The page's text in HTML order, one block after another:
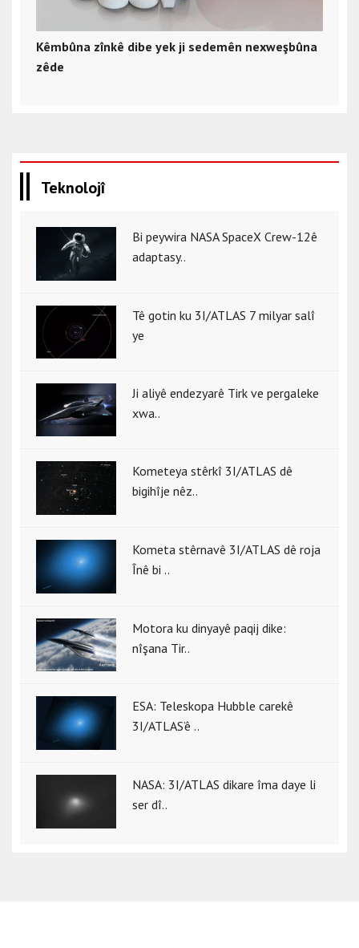
Kêmbûna zînkê dibe yek ji sedemên nexweşbûna
zêde
Teknolojî
Bi peywira NASA SpaceX Crew-12ê
adaptasy..
Tê gotin ku 3I/ATLAS 7 milyar salî
ye
Ji aliyê endezyarê Tirk ve pergaleke
xwa..
Kometeya stêrkî 3I/ATLAS dê
bigihîje nêz..
Kometa stêrnavê 3I/ATLAS dê roja
Înê bi ..
Motora ku dinyayê paqij dike:
nîşana Tir..
ESA: Teleskopa Hubble carekê
3I/ATLAS’ê ..
NASA: 3I/ATLAS dikare îma daye li
ser dî..